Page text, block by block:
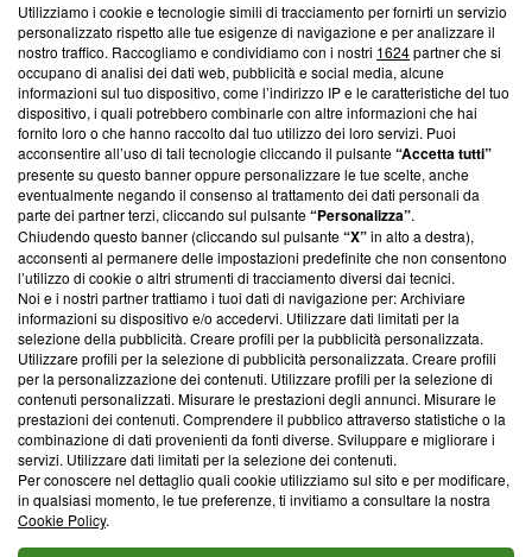
Questa sezione offre informazioni trasparenti su Blasting
News, sui nostri processi editoriali e su come ci impegniamo a
creare news di qualità. Inoltre, afferma la nostra aderenza a
‘Trust Project - News with Integrity’Blasting News non è
ancora membro del programma, ma ha richiesto di farne
parte; Trust Project non ha ancora effettuato una verifica di
conformità agli standard.
Su di noi
Team editoriale
Corporate
Redazione
Informativa Privacy
Cookie Policy
Blasting SA, IDI CHE-247.845.224, Via Carlo Frasca, 3 - 6900
Lugano (Svizzera) Tel:+39 0690258937
© 2026 Blasting News
Utilizziamo i cookie e tecnologie simili di tracciamento per fornirti un servizio
personalizzato rispetto alle tue esigenze di navigazione e per analizzare il
nostro traffico. Raccogliamo e condividiamo con i nostri 1624partner che si
occupano di analisi dei dati web, pubblicità e social media, alcune
informazioni sul tuo dispositivo, come l’indirizzo IP e le caratteristiche del tuo
dispositivo, i quali potrebbero combinarle con altre informazioni che hai
fornito loro o che hanno raccolto dal tuo utilizzo dei loro servizi. Puoi
acconsentire all’uso di tali tecnologie cliccando il pulsante“Accetta tutti”
presente su questo banner oppure personalizzare le tue scelte, anche
eventualmente negando il consenso al trattamento dei dati personali da
parte dei partner terzi, cliccando sul pulsante“Personalizza”.
Chiudendo questo banner (cliccando sul pulsante“X”in alto a destra),
acconsenti al permanere delle impostazioni predefinite che non consentono
l’utilizzo di cookie o altri strumenti di tracciamento diversi dai tecnici.
Noi e i nostri partner trattiamo i tuoi dati di navigazione per: Archiviare
informazioni su dispositivo e/o accedervi. Utilizzare dati limitati per la
selezione della pubblicità. Creare profili per la pubblicità personalizzata.
Utilizzare profili per la selezione di pubblicità personalizzata. Creare profili
per la personalizzazione dei contenuti. Utilizzare profili per la selezione di
contenuti personalizzati. Misurare le prestazioni degli annunci. Misurare le
prestazioni dei contenuti. Comprendere il pubblico attraverso statistiche o la
combinazione di dati provenienti da fonti diverse. Sviluppare e migliorare i
servizi. Utilizzare dati limitati per la selezione dei contenuti.
Per conoscere nel dettaglio quali cookie utilizziamo sul sito e per modificare,
in qualsiasi momento, le tue preferenze, ti invitiamo a consultare la nostra
Cookie Policy.